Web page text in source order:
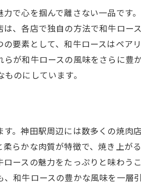
和牛ロースと共に過ご
美食の町神田で味わう
焼肉ファン必見の神田
和牛ロースが引き立て
和牛ロースの旨味を最
神田駅で味わう、極上の
特製タレと炭火で楽し
で心を掴んで離さない一品で
、各店で独自の方法で和牛ロ
要素として、和牛ロースはペ
が和牛ロースの風味をさらに
のにしています。
。神田駅周辺には数多くの焼
らかな肉質が特徴で、焼き上
ースの魅力をたっぷりと味わ
和牛ロースの豊かな風味を一層